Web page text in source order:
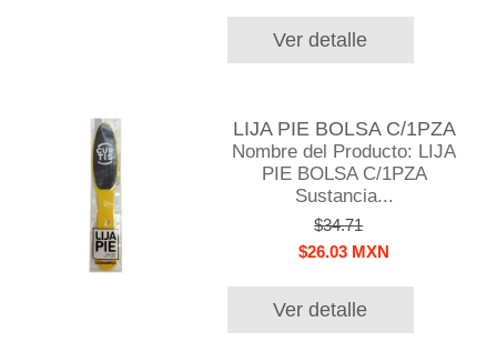
Ver detalle
LIJA PIE BOLSA C/1PZA
Nombre del Producto: LIJA
PIE BOLSA C/1PZA
Sustancia...
$34.71
$26.03 MXN
Ver detalle